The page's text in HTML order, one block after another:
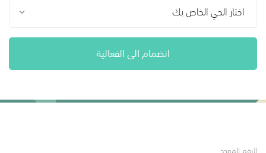
اختار الحي الخاص بك
انضمام الى الفعالية
الرقم الموحد